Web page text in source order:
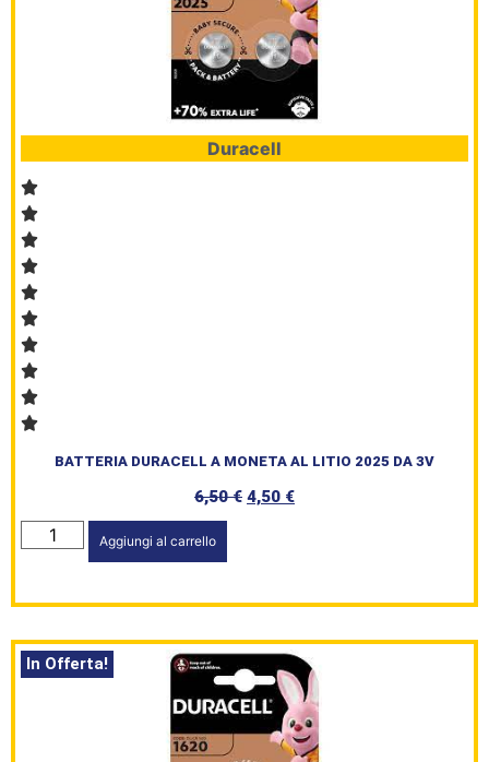
Duracell
BATTERIA DURACELL A MONETA AL LITIO 2025 DA 3V
6,50€ 4,50 €
Aggiungi al carrello
In Offerta!